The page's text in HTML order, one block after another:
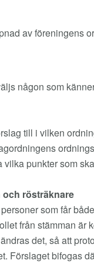
av föreningens
någon som
till i vilken
vilka punkter som
och rösträknare
som får
från stämman är
det, så att
Förslaget bifogas